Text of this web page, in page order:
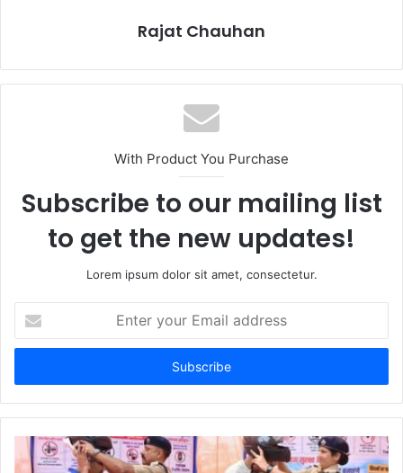
Rajat Chauhan
With Product You Purchase
Subscribe to our mailing list
to get the new updates!
Lorem ipsum dolor sit amet, consectetur.
your
Email